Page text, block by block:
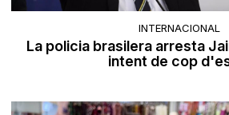
INTERNACIONAL
La policia brasilera arresta
intent de cop